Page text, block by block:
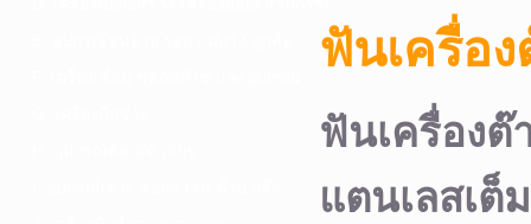
ฟันเครื่อง
ฟันเครื่องต๊
แตนเลสเ